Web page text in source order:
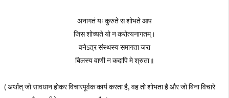
अनागतं यः कुरुते स शोभते आप
जिस शोच्यते यो न करोत्यनागतम्।
वनेऽत्र संस्थस्य समागता जरा
बिलस्य वाणी न कदापि मे श्रुता॥
( अर्थात् जो सावधान होकर विचारपूर्वक कार्य करता है, वह तो शोभता है और जो बिना विचारे